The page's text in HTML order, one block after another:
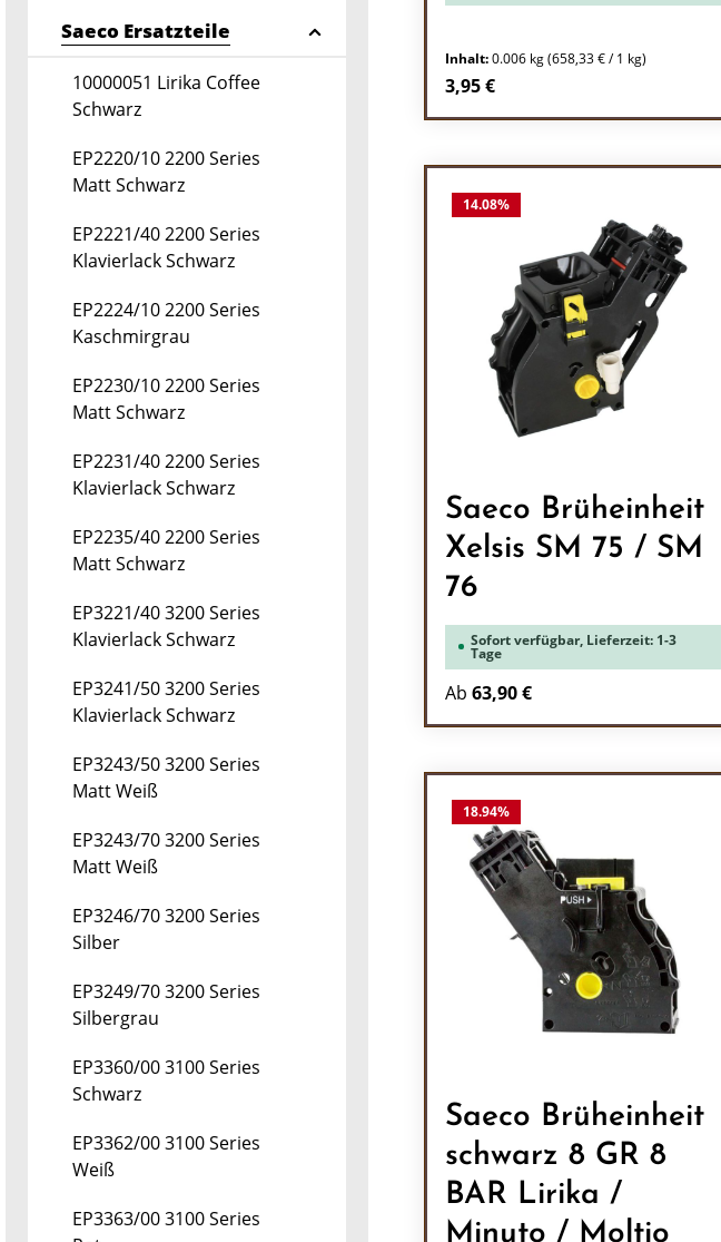
Saeco Ersatzteile
10000051 Lirika Coffee
Schwarz
EP2220/10 2200 Series
Matt Schwarz
EP2221/40 2200 Series
Klavierlack Schwarz
EP2224/10 2200 Series
Kaschmirgrau
EP2230/10 2200 Series
Matt Schwarz
EP2231/40 2200 Series
Klavierlack Schwarz
EP2235/40 2200 Series
Matt Schwarz
EP3221/40 3200 Series
Klavierlack Schwarz
EP3241/50 3200 Series
Klavierlack Schwarz
EP3243/50 3200 Series
Matt Weiß
EP3243/70 3200 Series
Matt Weiß
EP3246/70 3200 Series
Silber
EP3249/70 3200 Series
Silbergrau
EP3360/00 3100 Series
Schwarz
EP3362/00 3100 Series
Weiß
EP3363/00 3100 Series
Inhalt:0.006 kg(658,33 € / 1 kg)
Regulärer Preis:
3,95 €
14.08%
Saeco Brüheinheit
Xelsis SM 75 / SM
76
Sofort verfügbar, Lieferzeit: 1-3
Tage
Ab 63,90 €
18.94%
Saeco Brüheinheit
schwarz 8 GR 8
BAR Lirika /
Minuto / Moltio